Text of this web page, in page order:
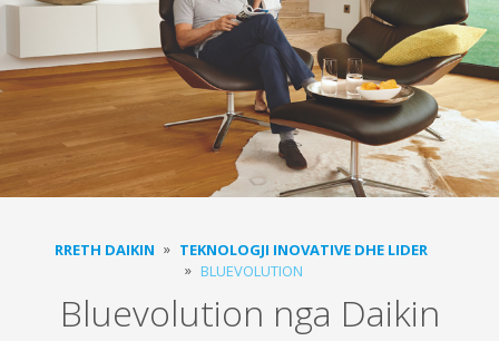
RRETH DAIKIN
TEKNOLOGJI INOVATIVE DHE LIDER
BLUEVOLUTION
Bluevolution nga Daikin